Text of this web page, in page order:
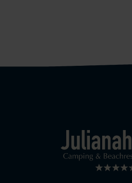
Logo Julianahoeve